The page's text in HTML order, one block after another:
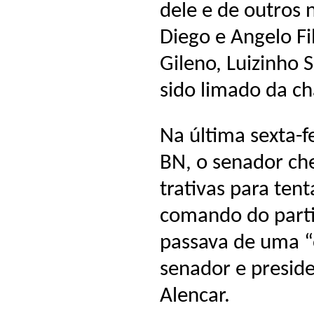
dele e de outros
Diego e Angelo
Gileno, Luizinho
sido limado da
Na última sexta-
BN, o senador
trativas para
comando do
passava de uma
senador e
Alencar.